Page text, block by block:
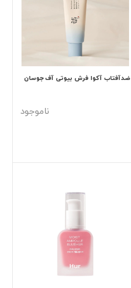
ضدآفتاب آکوا فرش بیوتی آف جوسان
ناموجود